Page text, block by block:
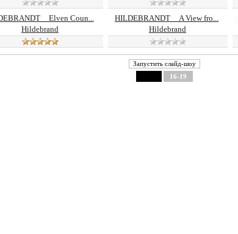
Coun...
Hildebrand
HILDEBRANDT__A View fro...
Hildebrand
16-19